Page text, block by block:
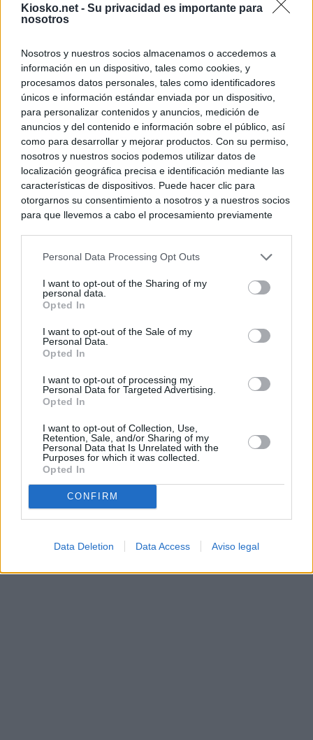
Kiosko.net - Su privacidad es importante para
nosotros
Nosotros y nuestros socios almacenamos o accedemos a
información en un dispositivo, tales como cookies, y
procesamos datos personales, tales como identificadores
únicos e información estándar enviada por un dispositivo,
para personalizar contenidos y anuncios, medición de
anuncios y del contenido e información sobre el público, así
como para desarrollar y mejorar productos. Con su permiso,
nosotros y nuestros socios podemos utilizar datos de
localización geográfica precisa e identificación mediante las
características de dispositivos. Puede hacer clic para
otorgarnos su consentimiento a nosotros y a nuestros socios
para que llevemos a cabo el procesamiento previamente
negar su consentimiento. Tenga en cuenta que algún
de su consentimiento, pero usted tiene el derecho de
rechazar tal procesamiento. Sus preferencias se aplicarán
cualquier momento entrando de nuevo en este sitio web o
visitando nuestra política de privacidad.
Personal Data Processing Opt Outs
I want to opt-out of the Sharing of my
personal data.
Opted In
I want to opt-out of the Sale of my
Personal Data.
Opted In
I want to opt-out of processing my
Personal Data for Targeted Advertising.
Opted In
I want to opt-out of Collection, Use,
Retention, Sale, and/or Sharing of my
Personal Data that Is Unrelated with the
Purposes for which it was collected.
Opted In
CONFIRM
Data Deletion Data Access Aviso legal